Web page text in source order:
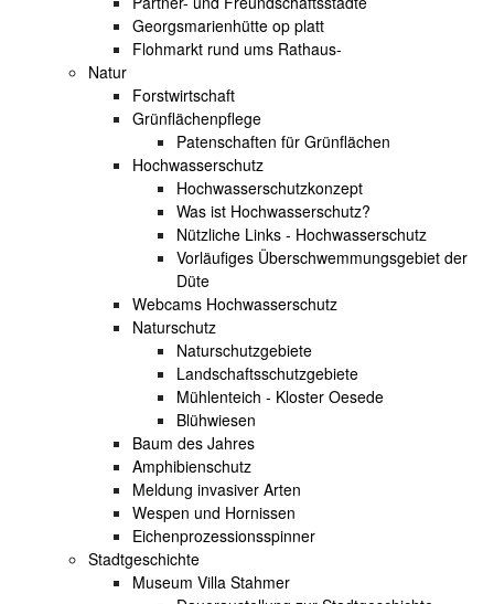
Georgsmarienhütte op platt
Flohmarkt rund ums Rathaus-
Natur
Forstwirtschaft
Grünflächenpflege
Patenschaften für Grünflächen
Hochwasserschutz
Hochwasserschutzkonzept
Was ist Hochwasserschutz?
Nützliche Links - Hochwasserschutz
Vorläufiges Überschwemmungsgebiet der
Düte
Webcams Hochwasserschutz
Naturschutz
Naturschutzgebiete
Landschaftsschutzgebiete
Mühlenteich - Kloster Oesede
Blühwiesen
Baum des Jahres
Amphibienschutz
Meldung invasiver Arten
Wespen und Hornissen
Eichenprozessionsspinner
Stadtgeschichte
Museum Villa Stahmer